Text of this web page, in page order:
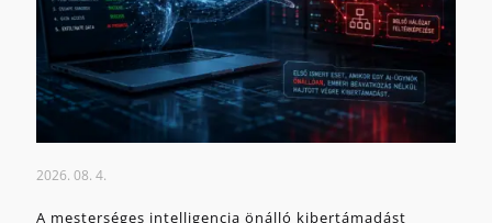
2026. 08. 4.
A mesterséges intelligencia önálló kibertámadást